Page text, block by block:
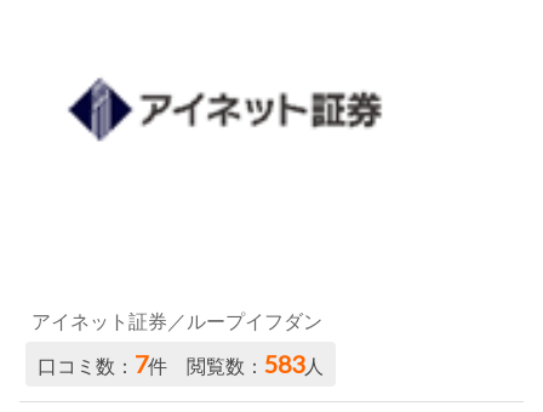
アイネット証券／ループイフダン
口コミ数： 7件 閲覧数：583人